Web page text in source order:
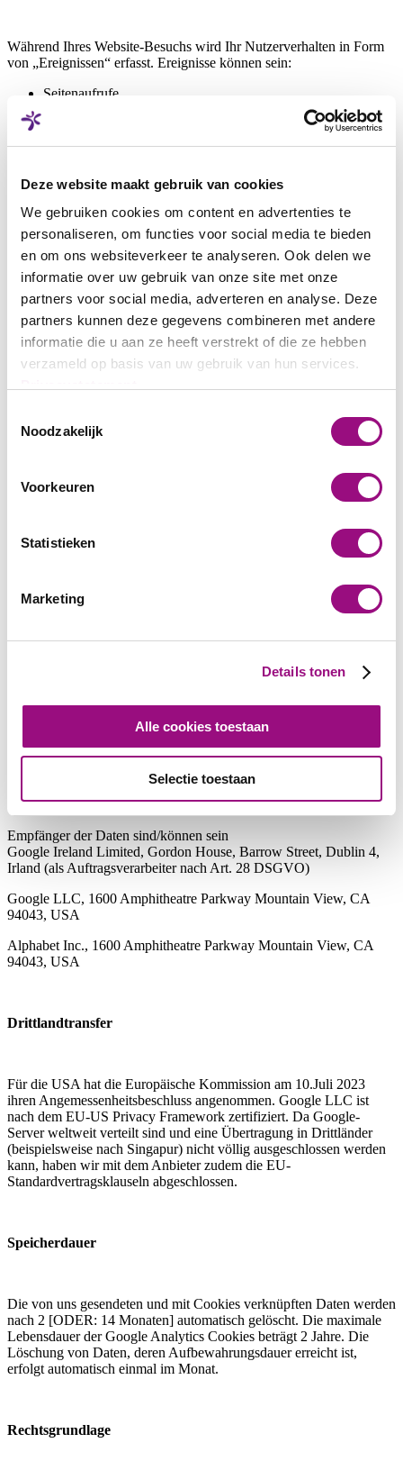
Deze website maakt gebruik van cookies
We gebruiken cookies om content en advertenties te
personaliseren, om functies voor social media te bieden
en om ons websiteverkeer te analyseren. Ook delen we
informatie over uw gebruik van onze site met onze
partners voor social media, adverteren en analyse. Deze
partners kunnen deze gegevens combineren met andere
informatie die u aan ze heeft verstrekt of die ze hebben
verzameld op basis van uw gebruik van hun services.
Noodzakelijk
Voorkeuren
Statistieken
Marketing
Details tonen
Alle cookies toestaan
Selectie toestaan
Während Ihres Website-Besuchs wird Ihr Nutzerverhalten in Form
von „Ereignissen“ erfasst. Ereignisse können sein:
Seitenaufrufe
scrollt)
Klicks auf externe Links
interne Suchanfragen
Interaktion mit Videos
Dateidownloads
gesehene / angeklickte Anzeigen
Spracheinstellung
Ausserdem wird erfasst:
technische Informationen zu Ihrem Browser und den von
Ihnen genutzten Endgeräten (z.B. Spracheinstellung,
die Referrer-URL (über welche Website/ über welches
und um Reports über die Website-Aktivitäten zusammenzustellen.
Die durch Google Analytics bereitgestellten Reports dienen der
Empfänger der Daten sind/können sein
Google Ireland Limited, Gordon House, Barrow Street, Dublin 4,
Irland (als Auftragsverarbeiter nach Art. 28 DSGVO)
Google LLC, 1600 Amphitheatre Parkway Mountain View, CA
94043, USA
Alphabet Inc., 1600 Amphitheatre Parkway Mountain View, CA
94043, USA
Drittlandtransfer
Für die USA hat die Europäische Kommission am 10.Juli 2023
ihren Angemessenheitsbeschluss angenommen. Google LLC ist
nach dem EU-US Privacy Framework zertifiziert. Da Google-
Server weltweit verteilt sind und eine Übertragung in Drittländer
(beispielsweise nach Singapur) nicht völlig ausgeschlossen werden
kann, haben wir mit dem Anbieter zudem die EU-
Standardvertragsklauseln abgeschlossen.
Speicherdauer
Die von uns gesendeten und mit Cookies verknüpften Daten werden
nach 2 [ODER: 14 Monaten] automatisch gelöscht. Die maximale
Lebensdauer der Google Analytics Cookies beträgt 2 Jahre. Die
Löschung von Daten, deren Aufbewahrungsdauer erreicht ist,
erfolgt automatisch einmal im Monat.
Rechtsgrundlage